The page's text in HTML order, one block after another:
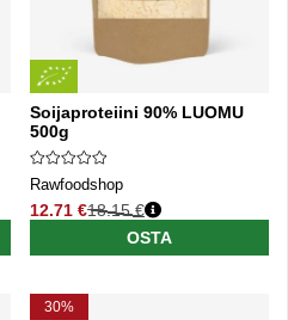
Soijaproteiini 90% LUOMU
500g
Rawfoodshop
12.71 €
Normaali hinta
18.15 €
OSTA
30%